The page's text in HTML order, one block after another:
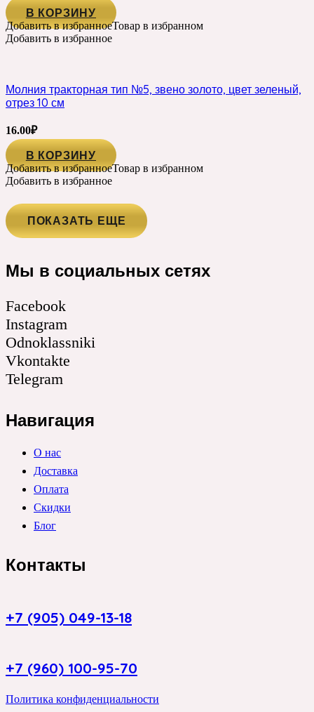
В КОРЗИНУ
Добавить в избранноеТовар в избранном
Добавить в избранное
Молния тракторная тип №5, звено золото, цвет зеленый,
отрез 10 см
16.00₽
В КОРЗИНУ
Добавить в избранноеТовар в избранном
Добавить в избранное
ПОКАЗАТЬ ЕЩЕ
Мы в социальных сетях
Facebook
Instagram
Odnoklassniki
Vkontakte
Telegram
Навигация
О нас
Доставка
Оплата
Скидки
Блог
Контакты
+7 (905) 049-13-18
+7 (960) 100-95-70
Политика конфиденциальности